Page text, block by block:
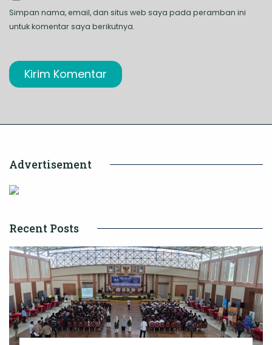
Simpan nama, email, dan situs web saya pada peramban ini
untuk komentar saya berikutnya.
Advertisement
Recent Posts